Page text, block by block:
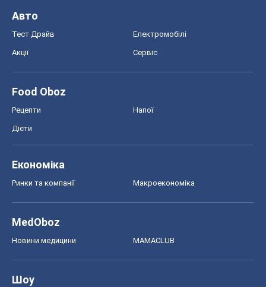
Авто
Тест Драйв Електромобілі
Акції Сервіс
Food Oboz
Рецепти Напої
Дієти
Економіка
Ринки та компанії Макроекономіка
MedOboz
Новини медицини MAMACLUB
Шоу